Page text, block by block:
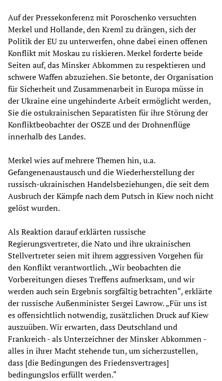
Auf der Pressekonferenz mit Poroschenko versuchten
Merkel und Hollande, den Kreml zu drängen, sich der
Politik der EU zu unterwerfen, ohne dabei einen offenen
Konflikt mit Moskau zu riskieren. Merkel forderte beide
Seiten auf, das Minsker Abkommen zu respektieren und
schwere Waffen abzuziehen. Sie betonte, der Organisation
für Sicherheit und Zusammenarbeit in Europa müsse in
der Ukraine eine ungehinderte Arbeit ermöglicht werden,
Sie die ostukrainischen Separatisten für ihre Störung der
Konfliktbeobachter der OSZE und der Drohnenflüge
innerhalb des Landes.
Merkel wies auf mehrere Themen hin, u.a.
Gefangenenaustausch und die Wiederherstellung der
russisch-ukrainischen Handelsbeziehungen, die seit dem
Ausbruch der Kämpfe nach dem Putsch in Kiew noch nicht
gelöst wurden.
Als Reaktion darauf erklärten russische
Regierungsvertreter, die Nato und ihre ukrainischen
Stellvertreter seien mit ihrem aggressiven Vorgehen für
den Konflikt verantwortlich. „Wir beobachten die
Vorbereitungen dieses Treffens aufmerksam, und wir
werden auch sein Ergebnis sorgfältig betrachten“, erklärte
der russische Außenminister Sergei Lawrow. „Für uns ist
es offensichtlich notwendig, zusätzlichen Druck auf Kiew
auszuüben. Wir erwarten, dass Deutschland und
Frankreich - als Unterzeichner der Minsker Abkommen -
alles in ihrer Macht stehende tun, um sicherzustellen,
dass [die Bedingungen des Friedensvertrages]
bedingungslos erfüllt werden.“